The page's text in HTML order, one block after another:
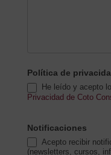
Política de
He leído y acepto
Privacidad de Coto
Notificaciones
Acepto recibir
(newsletters, cursos,